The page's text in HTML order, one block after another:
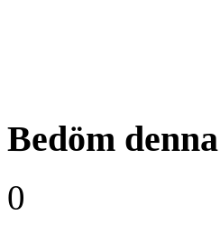
Bedöm
0